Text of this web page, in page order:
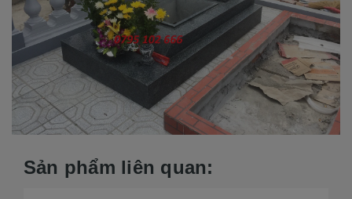
Sản phẩm liên quan: